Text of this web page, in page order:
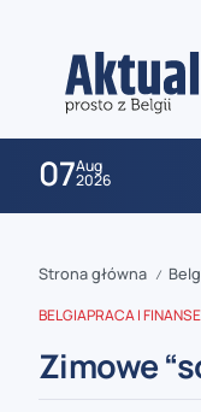
07Aug
2026
Strona główna /
BELGIAPRACA I FINANSE
Zimowe